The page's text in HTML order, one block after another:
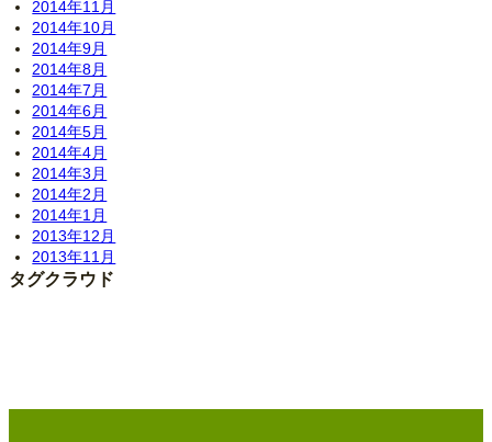
2014年11月
2014年10月
2014年9月
2014年8月
2014年7月
2014年6月
2014年5月
2014年4月
2014年3月
2014年2月
2014年1月
2013年12月
2013年11月
タグクラウド